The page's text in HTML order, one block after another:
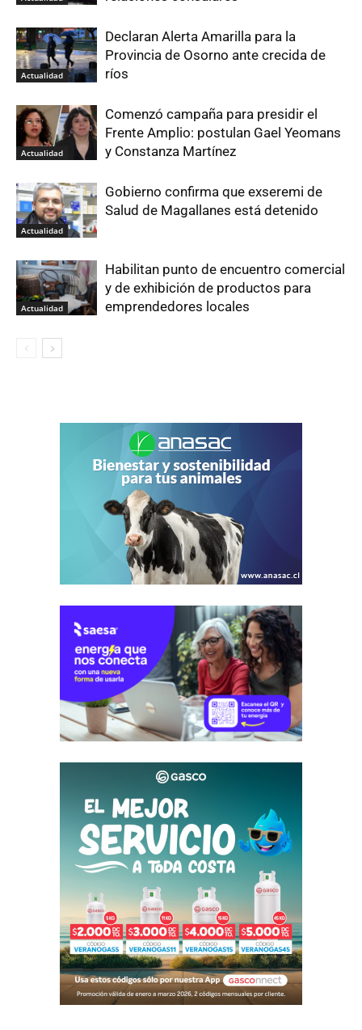
Actualidad
Declaran Alerta Amarilla para la
Provincia de Osorno ante crecida de
ríos
Actualidad
Comenzó campaña para presidir el
Frente Amplio: postulan Gael Yeomans
y Constanza Martínez
Actualidad
Gobierno confirma que exseremi de
Salud de Magallanes está detenido
Actualidad
Habilitan punto de encuentro comercial
y de exhibición de productos para
emprendedores locales